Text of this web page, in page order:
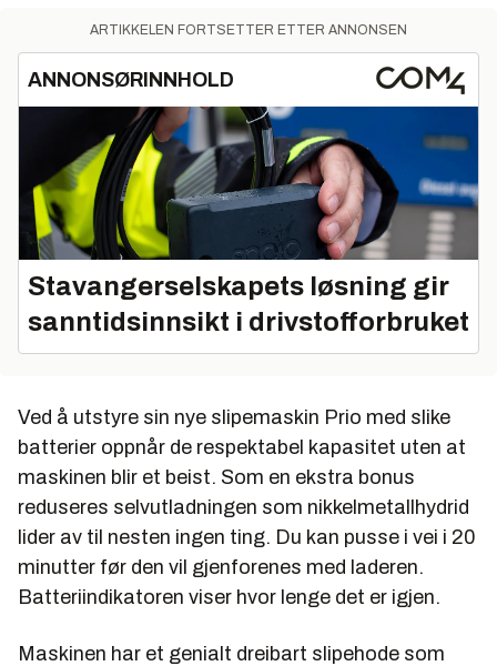
ARTIKKELEN FORTSETTER ETTER ANNONSEN
ANNONSØRINNHOLD
Stavangerselskapets løsning gir
sanntidsinnsikt i drivstofforbruket
Ved å utstyre sin nye slipemaskin Prio med slike
batterier oppnår de respektabel kapasitet uten at
maskinen blir et beist. Som en ekstra bonus
reduseres selvutladningen som nikkelmetallhydrid
lider av til nesten ingen ting. Du kan pusse i vei i 20
minutter før den vil gjenforenes med laderen.
Batteriindikatoren viser hvor lenge det er igjen.
Maskinen har et genialt dreibart slipehode som